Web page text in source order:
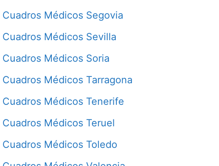
Cuadros Médicos Segovia
Cuadros Médicos Sevilla
Cuadros Médicos Soria
Cuadros Médicos Tarragona
Cuadros Médicos Tenerife
Cuadros Médicos Teruel
Cuadros Médicos Toledo